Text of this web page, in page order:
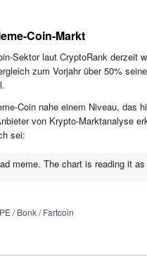
Coin-Markt
Sektor laut CryptoRank derzeit
zum Vorjahr über 50%
Coin nahe einem Niveau, das
von Krypto-Marktanalyse
sei:
meme. The chart is reading it as
/ Bonk / Fartcoin